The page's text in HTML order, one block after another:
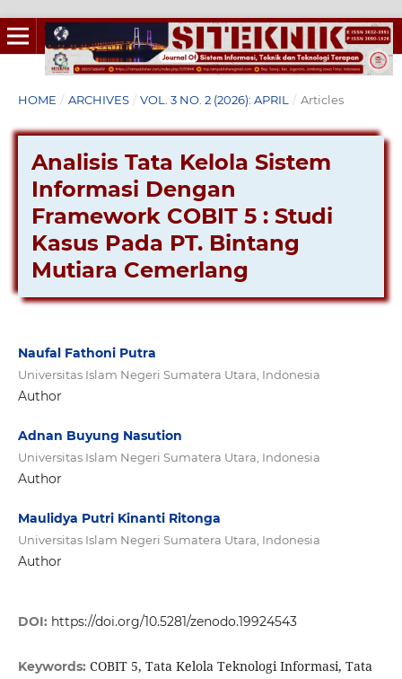
HOME / ARCHIVES / VOL. 3 NO. 2 (2026): APRIL / Articles
Analisis Tata Kelola Sistem
Informasi Dengan
Framework COBIT 5 : Studi
Kasus Pada PT. Bintang
Mutiara Cemerlang
Naufal Fathoni Putra
Universitas Islam Negeri Sumatera Utara, Indonesia
Author
Adnan Buyung Nasution
Universitas Islam Negeri Sumatera Utara, Indonesia
Author
Maulidya Putri Kinanti Ritonga
Universitas Islam Negeri Sumatera Utara, Indonesia
Author
DOI: https://doi.org/10.5281/zenodo.19924543
Keywords: COBIT 5, Tata Kelola Teknologi Informasi, Tata